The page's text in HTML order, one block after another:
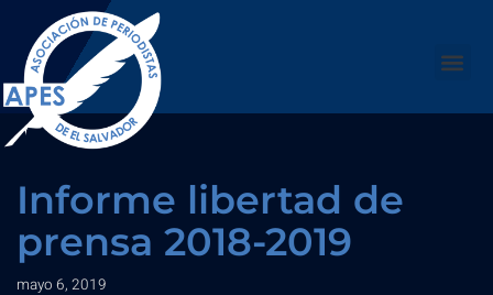
Saltar
al
contenido
Informe libertad de
prensa 2018-2019
mayo 6, 2019